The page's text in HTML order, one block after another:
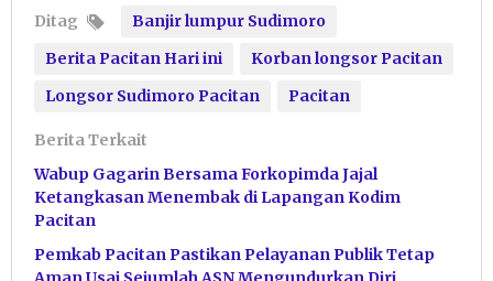
Ditag
Banjir lumpur Sudimoro
Berita Pacitan Hari ini
Korban longsor Pacitan
Longsor Sudimoro Pacitan
Pacitan
Berita Terkait
Wabup Gagarin Bersama Forkopimda Jajal
Ketangkasan Menembak di Lapangan Kodim
Pacitan
Pemkab Pacitan Pastikan Pelayanan Publik Tetap